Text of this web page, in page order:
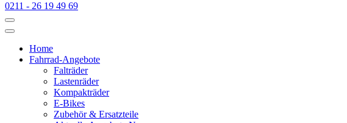
0211 - 26 19 49 69
Home
Fahrrad-Angebote
Falträder
Lastenräder
Kompakträder
E-Bikes
Zubehör & Ersatzteile